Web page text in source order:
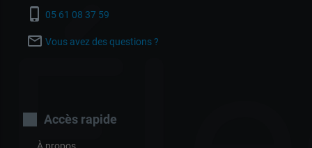
phone_iphone 05 61 08 37 59
mail_outline Vous avez des questions ?
Accès rapide